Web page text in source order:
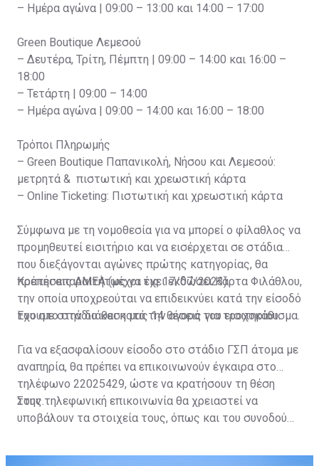
– Ημέρα αγώνα | 09:00 – 13:00 και 14:00 – 17:00
Green Boutique Λεμεσού
– Δευτέρα, Τρίτη, Πέμπτη | 09:00 – 14:00 και 16:00 –
18:00
– Τετάρτη | 09:00 – 14:00
– Ημέρα αγώνα | 09:00 – 14:00 και 16:00 – 18:00
Τρόποι Πληρωμής
– Green Boutique Παπανικολή, Νήσου και Λεμεσού:
μετρητά & πιστωτική και χρεωστική κάρτα
– Online Ticketing: Πιστωτική και χρεωστική κάρτα
Σύμφωνα με τη νομοθεσία για να μπορεί ο φίλαθλος να
προμηθευτεί εισιτήριο και να εισέρχεται σε στάδια
που διεξάγονται αγώνες πρώτης κατηγορίας, θα
πρέπει απαραιτήτως να έχει εκδώσει Κάρτα Φιλάθλου,
την οποία υποχρεούται να επιδεικνύει κατά την είσοδό
του στο στάδιο και κατά την αγορά του εισιτηρίου.
Κρατήσεις ΑΜΕΑ (μέχρι τις 17/07/2023)
Έχουμε στην διάθεση μας 14 θέσεις για τροχοκάθισμα.
Για να εξασφαλίσουν είσοδο στο στάδιο ΓΣΠ άτομα με
αναπηρία, θα πρέπει να επικοινωνούν έγκαιρα στο
τηλέφωνο 22025429, ώστε να κρατήσουν τη θέση
τους.
Στην τηλεφωνική επικοινωνία θα χρειαστεί να
υποβάλουν τα στοιχεία τους, όπως και του συνοδού
ονοματεπώνυμο, αριθμός πινακίδας αυτοκινήτου,